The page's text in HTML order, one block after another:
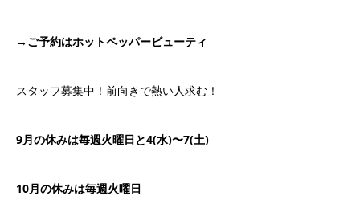
→ ご予約はホットペッパービューティ
スタッフ募集中！前向きで熱い人求む！
9月の休みは毎週火曜日と4(水)〜7(土)
10月の休みは毎週火曜日